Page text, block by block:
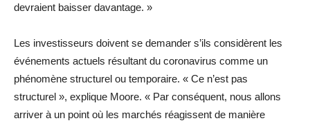
devraient baisser davantage. »
Les investisseurs doivent se demander s’ils considèrent les
événements actuels résultant du coronavirus comme un
phénomène structurel ou temporaire. « Ce n’est pas
structurel », explique Moore. « Par conséquent, nous allons
arriver à un point où les marchés réagissent de manière